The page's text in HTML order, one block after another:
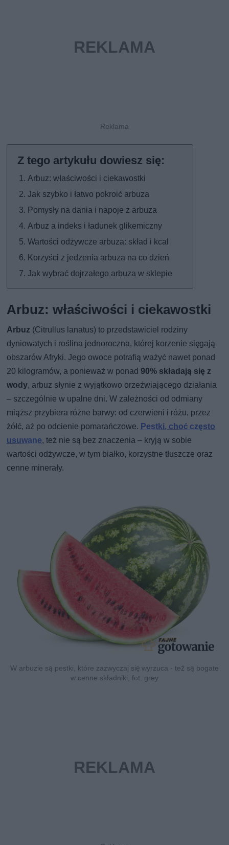
Arbuz: właściwości i ciekawostki
Jak szybko i łatwo pokroić arbuza
Pomysły na dania i napoje z arbuza
Arbuz a indeks i ładunek glikemiczny
Wartości odżywcze arbuza: skład i kcal
Korzyści z jedzenia arbuza na co dzień
Jak wybrać dojrzałego arbuza w sklepie
Arbuz: właściwości i ciekawostki
Arbuz (Citrullus lanatus) to przedstawiciel rodziny
dyniowatych i roślina jednoroczna, której korzenie sięgają
obszarów Afryki. Jego owoce potrafią ważyć nawet ponad
20 kilogramów, a ponieważ w ponad90% składają się z
wody, arbuz słynie z wyjątkowo orzeźwiającego działania
– szczególnie w upalne dni. W zależności od odmiany
miąższ przybiera różne barwy: od czerwieni i różu, przez
żółć, aż po odcienie pomarańczowe. Pestki, choć często
usuwane, też nie są bez znaczenia – kryją w sobie
wartości odżywcze, w tym białko, korzystne tłuszcze oraz
cenne minerały.
W arbuzie są pestki, które zazwyczaj się wyrzuca - też są bogate
w cenne składniki, fot. grey